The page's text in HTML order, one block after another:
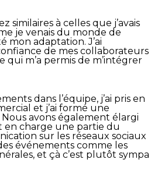
similaires à celles que j’avais
je venais du monde de
mon adaptation. J’ai
de mes collaborateurs
qui m’a permis de m’intégrer
dans l’équipe, j’ai pris en
et j’ai formé une
avons également élargi
en charge une partie du
sur les réseaux sociaux
événements comme les
et çà c’est plutôt sympa